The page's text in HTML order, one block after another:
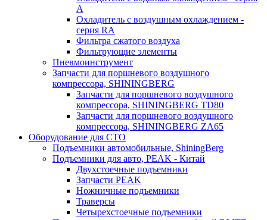
A
Охладитель с воздушным охлаждением -
серия RA
Фильтра сжатого воздуха
Фильтрующие элементы
Пневмоинструмент
Запчасти для поршневого воздушного
компрессора, SHININGBERG
Запчасти для поршневого воздушного
компрессора, SHININGBERG TD80
Запчасти для поршневого воздушного
компрессора, SHININGBERG ZA65
Оборудование для СТО
Подъемники автомобильные, ShiningBerg
Подъемники для авто, PEAK - Китай
Двухстоечные подъемники
Запчасти PEAK
Ножничные подъемники
Траверсы
Четырехстоечные подъемники